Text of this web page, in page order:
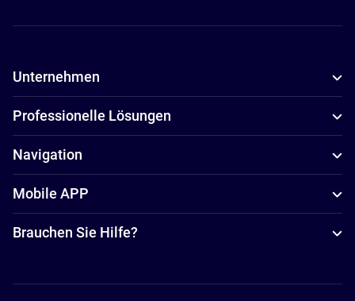
Unternehmen
Professionelle Lösungen
Navigation
Mobile APP
Brauchen Sie Hilfe?